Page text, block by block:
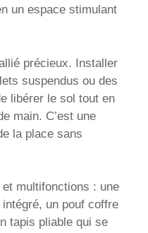
un espace stimulant
précieux. Installer
suspendus ou des
libérer le sol tout en
main. C’est une
la place sans
multifonctions : une
un pouf coffre
tapis pliable qui se